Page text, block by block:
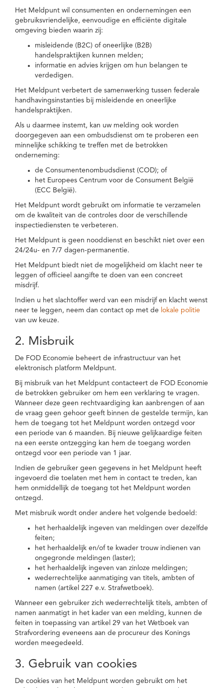
Het Meldpunt wil consumenten en ondernemingen een
gebruiksvriendelijke, eenvoudige en efficiënte digitale
omgeving bieden waarin zij:
misleidende (B2C) of oneerlijke (B2B)
handelspraktijken kunnen melden;
informatie en advies krijgen om hun belangen te
verdedigen.
Het Meldpunt verbetert de samenwerking tussen federale
handhavingsinstanties bij misleidende en oneerlijke
handelspraktijken.
Als u daarmee instemt, kan uw melding ook worden
doorgegeven aan een ombudsdienst om te proberen een
minnelijke schikking te treffen met de betrokken
onderneming:
de Consumentenombudsdienst (COD); of
het Europees Centrum voor de Consument België
(ECC België).
Het Meldpunt wordt gebruikt om informatie te verzamelen
om de kwaliteit van de controles door de verschillende
inspectiediensten te verbeteren.
Het Meldpunt is geen nooddienst en beschikt niet over een
24/24u- en 7/7 dagen-permanentie.
Het Meldpunt biedt niet de mogelijkheid om klacht neer te
leggen of officieel aangifte te doen van een concreet
misdrijf.
Indien u het slachtoffer werd van een misdrijf en klacht wenst
neer te leggen, neem dan contact op met de lokale politie
van uw keuze.
2. Misbruik
De FOD Economie beheert de infrastructuur van het
elektronisch platform Meldpunt.
Bij misbruik van het Meldpunt contacteert de FOD Economie
de betrokken gebruiker om hem een verklaring te vragen.
Wanneer deze geen rechtvaardiging kan aanbrengen of aan
de vraag geen gehoor geeft binnen de gestelde termijn, kan
hem de toegang tot het Meldpunt worden ontzegd voor
een periode van 6 maanden. Bij nieuwe gelijkaardige feiten
na een eerste ontzegging kan hem de toegang worden
ontzegd voor een periode van 1 jaar.
Indien de gebruiker geen gegevens in het Meldpunt heeft
ingevoerd die toelaten met hem in contact te treden, kan
hem onmiddellijk de toegang tot het Meldpunt worden
ontzegd.
Met misbruik wordt onder andere het volgende bedoeld:
het herhaaldelijk ingeven van meldingen over dezelfde
feiten;
het herhaaldelijk en/of te kwader trouw indienen van
ongegronde meldingen (laster);
het herhaaldelijk ingeven van zinloze meldingen;
wederrechtelijke aanmatiging van titels, ambten of
namen (artikel 227 e.v. Strafwetboek).
Wanneer een gebruiker zich wederrechtelijk titels, ambten of
namen aanmatigt in het kader van een melding, kunnen de
feiten in toepassing van artikel 29 van het Wetboek van
Strafvordering eveneens aan de procureur des Konings
worden meegedeeld.
3. Gebruik van cookies
De cookies van het Meldpunt worden gebruikt om het